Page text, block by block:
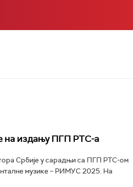
на издању ПГП РТС-а
Србије у сарадњи са ПГП РТС-ом
музике – РИМУС 2025. На